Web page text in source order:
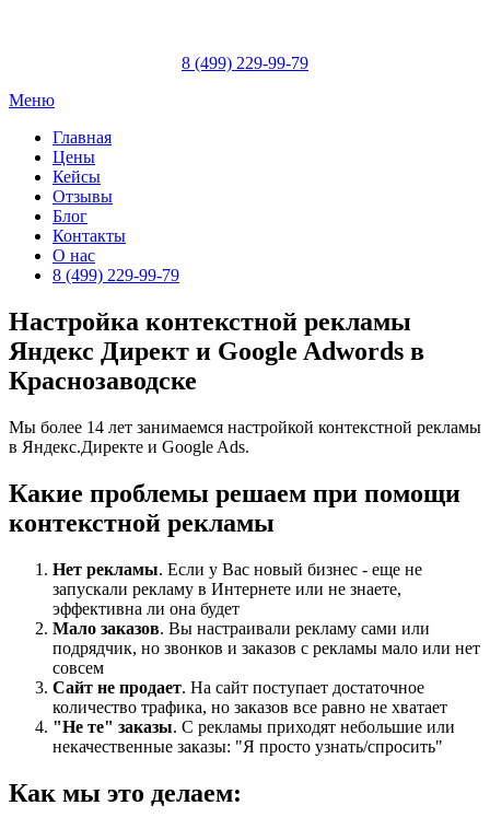
8 (499) 229-99-79
Меню
Главная
Цены
Кейсы
Отзывы
Блог
Контакты
О нас
8 (499) 229-99-79
Настройка контекстной рекламы
Яндекс Директ и Google Adwords в
Краснозаводске
Мы более 14 лет занимаемся настройкой контекстной рекламы
в Яндекс.Директе и Google Ads.
Какие проблемы решаем при помощи
контекстной рекламы
Нет рекламы. Если у Вас новый бизнес - еще не
запускали рекламу в Интернете или не знаете,
эффективна ли она будет
Мало заказов. Вы настраивали рекламу сами или
подрядчик, но звонков и заказов с рекламы мало или нет
совсем
Сайт не продает. На сайт поступает достаточное
количество трафика, но заказов все равно не хватает
"Не те" заказы. С рекламы приходят небольшие или
некачественные заказы: "Я просто узнать/спросить"
Как мы это делаем: